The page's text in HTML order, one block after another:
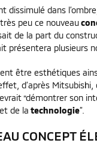
dissimulé dans l’ombre,
peu ce nouveau
sait de la part du
présentera plusieurs
être esthétiques
d’après Mitsubishi,
“démontrer son
et de la technologie”.
CONCEPT